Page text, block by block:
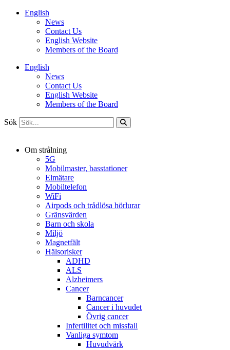
HoppaEnglish
News
Contact Us
English Website
Members of the Board
English
News
Contact Us
English Website
Members of the Board
Sök
Om strålning
5G
Mobilmaster, basstationer
Elmätare
Mobiltelefon
WiFi
Airpods och trådlösa hörlurar
Gränsvärden
Barn och skola
Miljö
Magnetfält
Hälsorisker
ADHD
ALS
Alzheimers
Cancer
Barncancer
Cancer i huvudet
Övrig cancer
Infertilitet och missfall
Vanliga symtom
Huvudvärk